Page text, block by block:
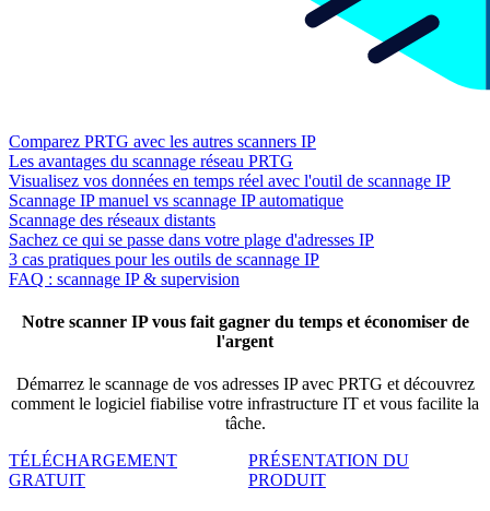
Comparez PRTG avec les autres scanners IP
Les avantages du scannage réseau PRTG
Visualisez vos données en temps réel avec l'outil de scannage IP
Scannage IP manuel vs scannage IP automatique
Scannage des réseaux distants
Sachez ce qui se passe dans votre plage d'adresses IP
3 cas pratiques pour les outils de scannage IP
FAQ : scannage IP & supervision
Notre scanner IP vous fait gagner du temps et économiser de
l'argent
Démarrez le scannage de vos adresses IP avec PRTG et découvrez
comment le logiciel fiabilise votre infrastructure IT et vous facilite la
tâche.
TÉLÉCHARGEMENT
GRATUIT
PRÉSENTATION DU
PRODUIT